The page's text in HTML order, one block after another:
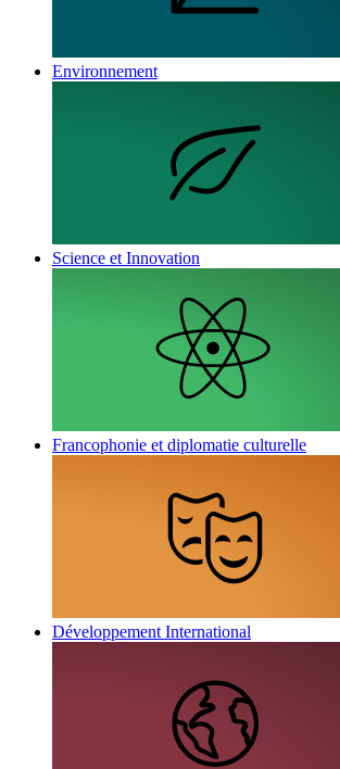
Environnement
Science et Innovation
Francophonie et diplomatie culturelle
Développement International